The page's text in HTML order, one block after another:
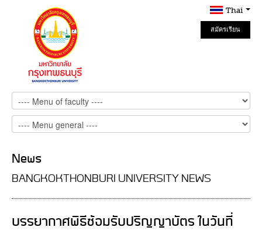
Thai
สมัครเรียน
Online
News
BANGKOKTHONBURI UNIVERSITY NEWS
บรรยากาศพิธีซ้อมรับปริญญาบัตร ในวันที่